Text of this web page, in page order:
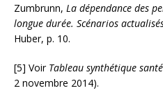
Zumbrunn, La dépendance des
longue durée. Scénarios
Huber, p. 10.
[5] Voir Tableau synthétique santé
2 novembre 2014).